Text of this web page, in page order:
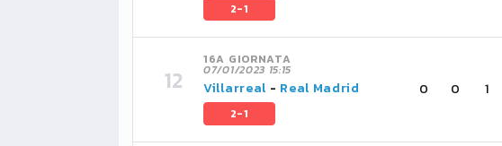
2-1
16A GIORNATA
07/01/2023 15:15
Villarreal - Real Madrid
2-1
0 0 1